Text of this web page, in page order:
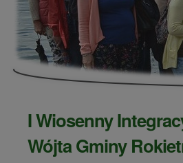
I Wiosenny
Wójta Gminy